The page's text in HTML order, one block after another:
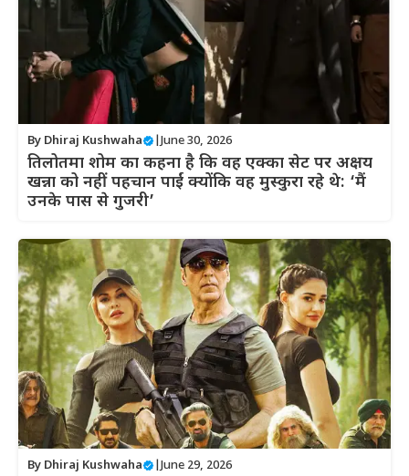
By Dhiraj Kushwaha June 30, 2026
तिलोतमा शोम का कहना है कि वह एक्का सेट पर अक्षय
खन्ना को नहीं पहचान पाईं क्योंकि वह मुस्कुरा रहे थे: ‘मैं
उनके पास से गुजरी’
By Dhiraj Kushwaha June 29, 2026